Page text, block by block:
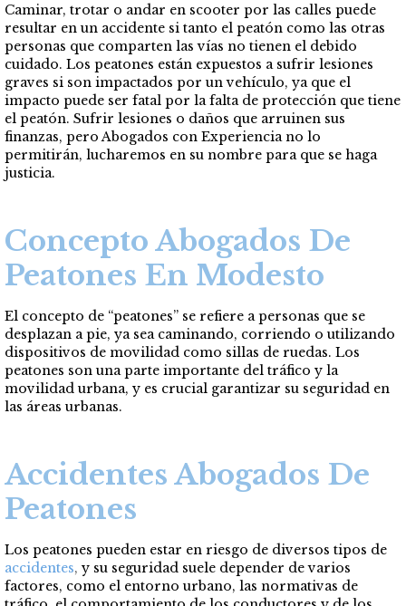
Caminar, trotar o andar en scooter por las calles puede
resultar en un accidente si tanto el peatón como las otras
personas que comparten las vías no tienen el debido
cuidado. Los peatones están expuestos a sufrir lesiones
graves si son impactados por un vehículo, ya que el
impacto puede ser fatal por la falta de protección que tiene
el peatón. Sufrir lesiones o daños que arruinen sus
finanzas, pero Abogados con Experiencia no lo
permitirán, lucharemos en su nombre para que se haga
justicia.
Concepto Abogados De
Peatones En Modesto
El concepto de “peatones” se refiere a personas que se
desplazan a pie, ya sea caminando, corriendo o utilizando
dispositivos de movilidad como sillas de ruedas. Los
peatones son una parte importante del tráfico y la
movilidad urbana, y es crucial garantizar su seguridad en
las áreas urbanas.
Accidentes Abogados De
Peatones
Los peatones pueden estar en riesgo de diversos tipos de
accidentes, y su seguridad suele depender de varios
factores, como el entorno urbano, las normativas de